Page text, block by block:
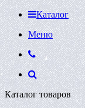
Каталог
Меню
Каталог товаров